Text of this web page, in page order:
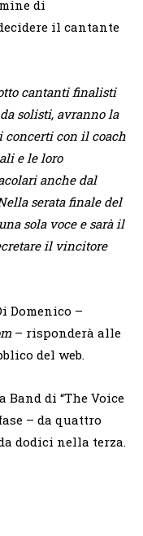
di
il cantante
cantanti finalisti
solisti, avranno la
con il coach
e le loro
anche dal
serata finale del
sola voce e sarà il
il vincitore
Domenico –
– risponderà alle
del web.
Band di “The Voice
– da quattro
dodici nella terza.